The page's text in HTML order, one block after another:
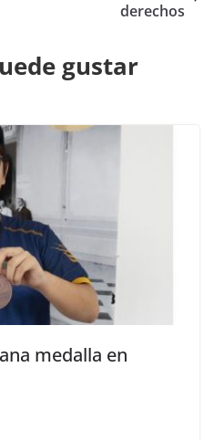
derechos
gustar
medalla en